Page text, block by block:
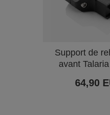
Support de
avant
64,90